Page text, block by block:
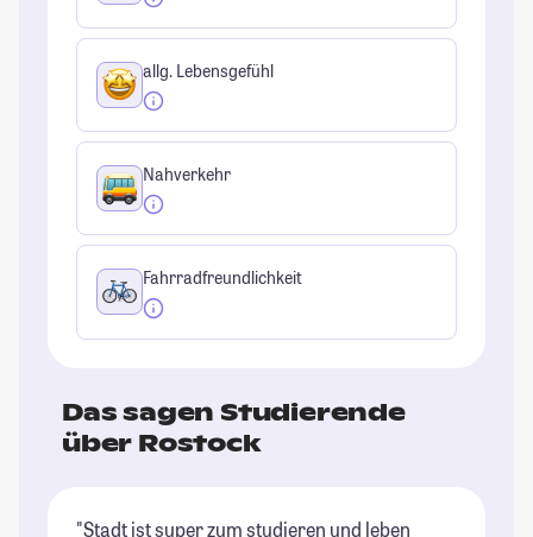
allg. Lebensgefühl
Nahverkehr
Fahrradfreundlichkeit
Das sagen Studierende
über Rostock
"Stadt ist super zum studieren und leben